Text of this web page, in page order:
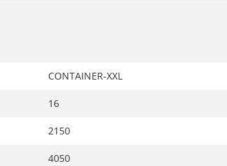
CONTAINER-XXL
16
2150
4050